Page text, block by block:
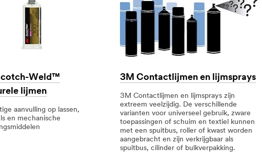
Weld™
lijmen
aanvulling op lassen,
en mechanische
3M Contactlijmen en lijmsprays
3M Contactlijmen en lijmsprays zijn
extreem veelzijdig. De verschillende
varianten voor universeel gebruik, zware
toepassingen of schuim en textiel kunnen
met een spuitbus, roller of kwast worden
aangebracht en zijn verkrijgbaar als
spuitbus, cilinder of bulkverpakking.